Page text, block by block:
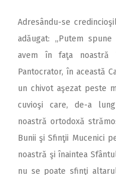
Adresându-se
adăugat: „Putem
avem în faţa noastră
Pantocrator, în această
un chivot aşezat peste
cuvioşi care, de-a
noastră ortodoxă
Bunii şi Sfinţii Mucenici
noastră şi înaintea
nu se poate sfinţi